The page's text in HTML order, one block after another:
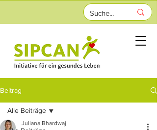
Beitrag
Alle Beiträge
Juliana Bhardwaj